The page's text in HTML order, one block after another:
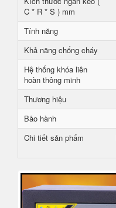
C * R * S ) mm
Tính năng
Khả năng chống cháy
Hệ thống khóa liên
hoàn thông minh
Thương hiệu
Bảo hành
Chi tiết sản phẩm